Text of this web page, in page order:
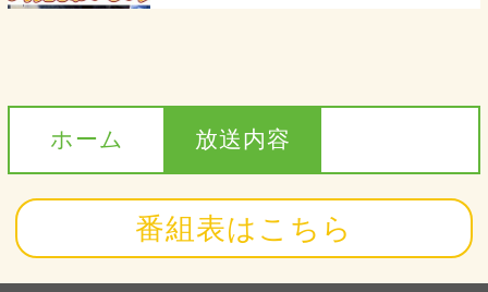
ホーム 放送内容
番組表はこちら